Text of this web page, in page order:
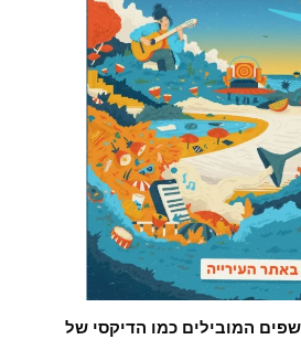
המובילים כמו הדיקסי של